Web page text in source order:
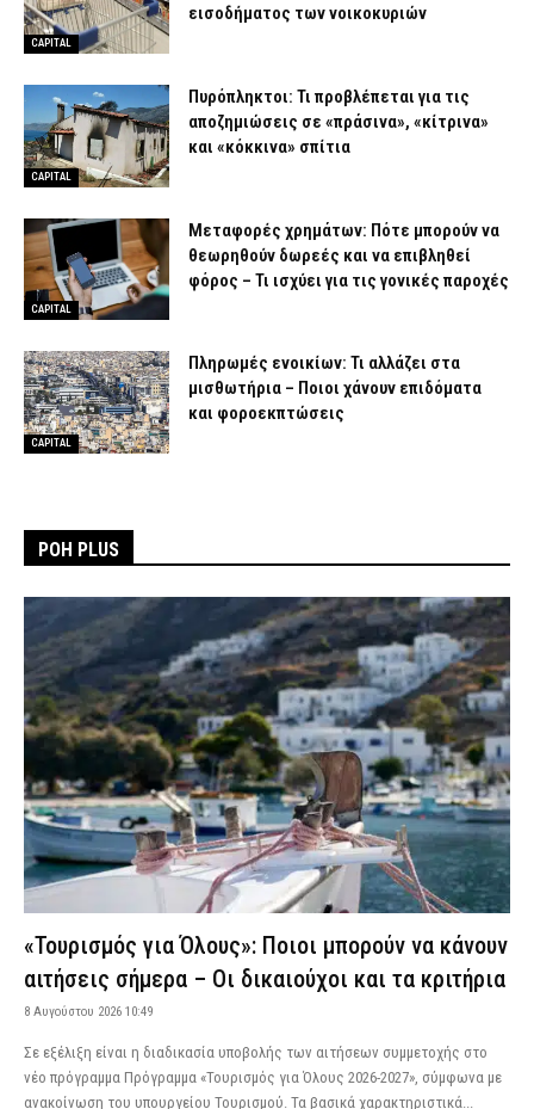
CAPITAL
εισοδήματος των νοικοκυριών
CAPITAL
Πυρόπληκτοι: Τι προβλέπεται για τις
αποζημιώσεις σε «πράσινα», «κίτρινα»
και «κόκκινα» σπίτια
CAPITAL
Μεταφορές χρημάτων: Πότε μπορούν να
θεωρηθούν δωρεές και να επιβληθεί
φόρος – Τι ισχύει για τις γονικές παροχές
CAPITAL
Πληρωμές ενοικίων: Τι αλλάζει στα
μισθωτήρια – Ποιοι χάνουν επιδόματα
και φοροεκπτώσεις
ΡΟΗ PLUS
«Τουρισμός για Όλους»: Ποιοι μπορούν να κάνουν
αιτήσεις σήμερα – Οι δικαιούχοι και τα κριτήρια
8 Αυγούστου 2026 10:49
Σε εξέλιξη είναι η διαδικασία υποβολής των αιτήσεων συμμετοχής στο
νέο πρόγραμμα Πρόγραμμα «Τουρισμός για Όλους 2026-2027», σύμφωνα με
ανακοίνωση του υπουργείου Τουρισμού. Τα βασικά χαρακτηριστικά...